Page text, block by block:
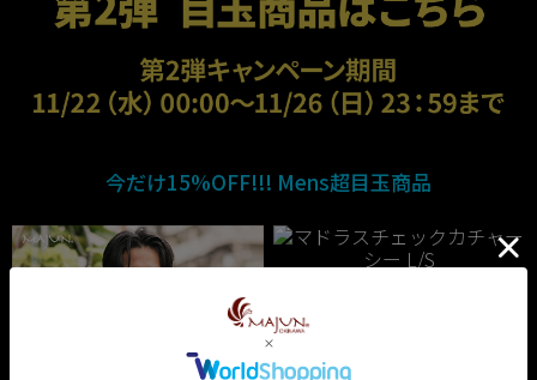
今だけ15%OFF!!! Mens超目玉商品